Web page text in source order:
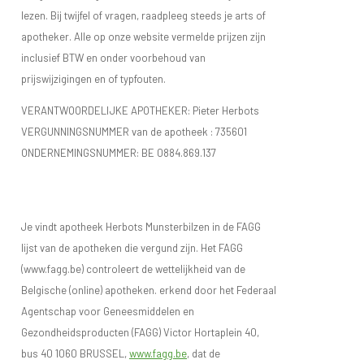
vaker getroffen dan mannen. Genezen is niet mogelijk maar
met medicatie kunnen de klachten wel verlicht worden. De
behandeling kan sterk verschillen afhankelijk van de soort en
de ernst van de klachten.
Vrouwen met LE die een kinderwens hebben, moeten een
zwangerschap goed plannen. Voor men zwanger wil worden
gynaecoloog. Een goede opvolging is belangrijk. Een
zeldzame aandoening bij pasgeborenen is neonatale lupus.
Hierbij geeft een moeder met lupus tijdens de zwangerschap
bepaalde antistoffen door aan het kind. De baby heeft zelf
geen lupus maar kan wel huidletsels of hartproblemen
lezen. Bij twijfel of vragen, raadpleeg steeds je arts of
apotheker. Alle op onze website vermelde prijzen zijn
inclusief BTW en onder voorbehoud van
prijswijzigingen en of typfouten.
VERANTWOORDELIJKE APOTHEKER: Pieter Herbots
VERGUNNINGSNUMMER van de apotheek : 735601
ONDERNEMINGSNUMMER: BE 0884.869.137
Je vindt apotheek Herbots Munsterbilzen in de FAGG
lijst van de apotheken die vergund zijn. Het FAGG
(www.fagg.be) controleert de wettelijkheid van de
Belgische (online) apotheken. erkend door het Federaal
Agentschap voor Geneesmiddelen en
Gezondheidsproducten (FAGG) Victor Hortaplein 40,
bus 40 1060 BRUSSEL,www.fagg.be, dat de